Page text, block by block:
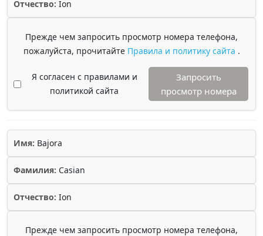
Отчество: Ion
Прежде чем запросить просмотр номера телефона,
пожалуйста, прочитайте Правила и политику сайта .
Я согласен с правилами и
политикой сайта
Запросить
просмотр номера
Имя: Bajora
Фамилия: Casian
Отчество: Ion
Прежде чем запросить просмотр номера телефона,